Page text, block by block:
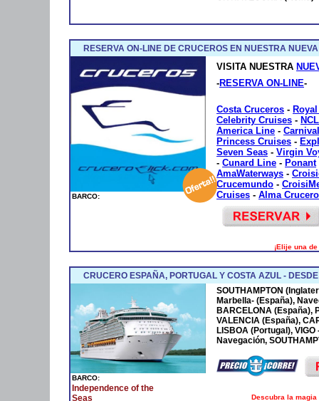
RESERVA ON-LINE DE CRUCEROS EN NUESTRA
BARCO:
VISITA NUESTRA
-RESERVA ON-LINE-
Costa Cruceros -
Celebrity Cruises - NCL
America Line -
Princess Cruises -
Seven Seas - Virgin
- Cunard Line - Ponant
AmaWaterways -
Crucemundo -
Cruises - Alma
¡Elije una
CRUCERO ESPAÑA, PORTUGAL Y COSTA AZUL -
BARCO:
Independence of the
Seas
SOUTHAMPTON
Marbella- (España),
BARCELONA (España),
VALENCIA (España),
LISBOA (Portugal),
Navegación,
Descubra la